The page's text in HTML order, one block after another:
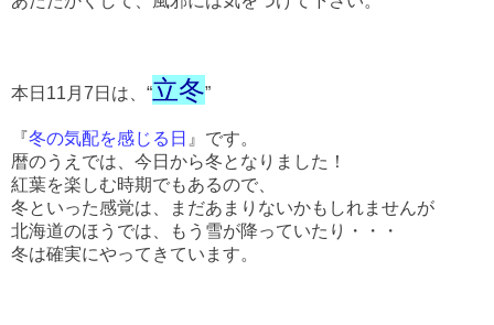
本日11月7日は、“立冬”
『冬の気配を感じる日 』です。
暦のうえでは、今日から冬となりました！
紅葉を楽しむ時期でもあるので、
冬といった感覚は、まだあまりないかもしれませんが
北海道のほうでは、もう雪が降っていたり・・・
冬は確実にやってきています。